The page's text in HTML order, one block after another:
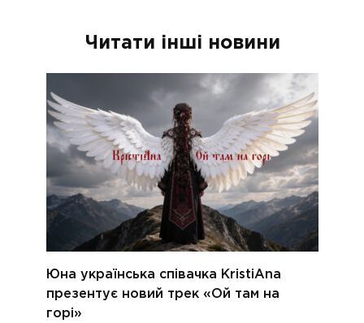
Читати інші новини
Юна українська співачка KristiAna
презентує новий трек «Ой там на
горі»